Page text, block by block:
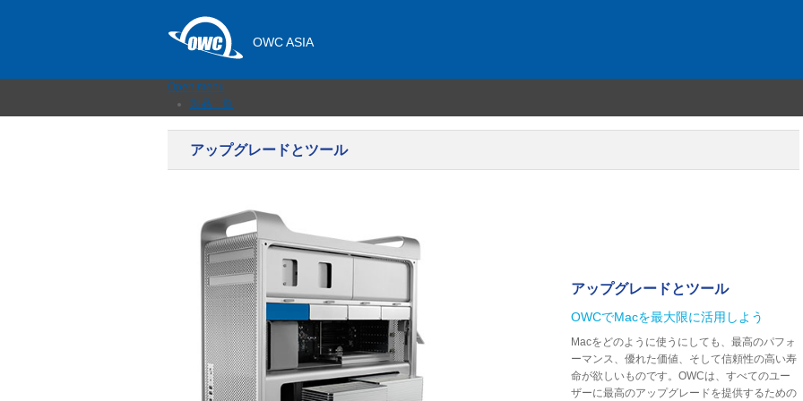
OWC ASIA
Open menu
製品一覧
ネットワークストレージ
メモリーカード＆リーダー
拡張シャーシ
メモリ
アップグレードとツール
ニュース
サポート
販売店
お問い合わせ
アップグレードとツール
アップグレードとツール
OWCでMacを最大限に活用しよう
Macをどのように使うにしても、最高のパフォ
ーマンス、優れた価値、そして信頼性の高い寿
命が欲しいものです。OWCは、すべてのユー
ザーに最高のアップグレードを提供するための